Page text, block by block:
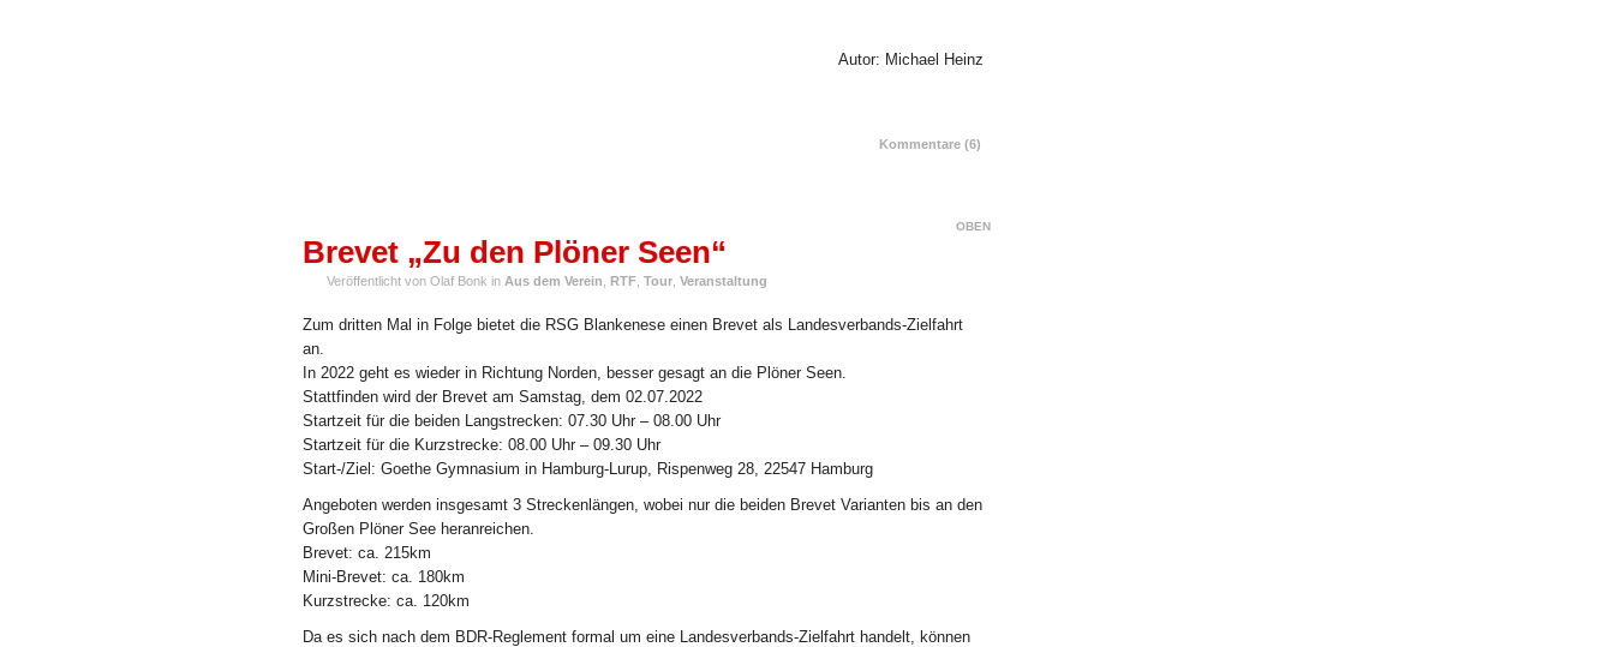
Autor: Michael Heinz
Kommentare (6)
OBEN
Brevet „Zu den Plöner Seen“
Veröffentlicht von Olaf Bonk in Aus dem Verein RTF Tour Veranstaltung
Zum dritten Mal in Folge bietet die RSG Blankenese einen Brevet als Landesverbands-Zielfahrt
an.
In 2022 geht es wieder in Richtung Norden, besser gesagt an die Plöner Seen.
Stattfinden wird der Brevet am Samstag, dem 02.07.2022
Startzeit für die beiden Langstrecken: 07.30 Uhr – 08.00 Uhr
Startzeit für die Kurzstrecke: 08.00 Uhr – 09.30 Uhr
Start-/Ziel: Goethe Gymnasium in Hamburg-Lurup, Rispenweg 28, 22547 Hamburg
Angeboten werden insgesamt 3 Streckenlängen, wobei nur die beiden Brevet Varianten bis an den
Großen Plöner See heranreichen.
Brevet: ca. 215km
Mini-Brevet: ca. 180km
Kurzstrecke: ca. 120km
Da es sich nach dem BDR-Reglement formal um eine Landesverbands-Zielfahrt handelt, können